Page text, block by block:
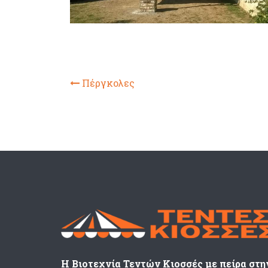
Πέργκολες
Η Βιοτεχνία Τεντών Κιοσσές με πείρα